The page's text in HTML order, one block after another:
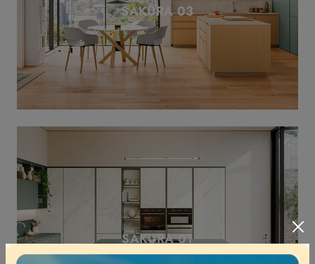
SAKURA 03
SAKURA 01